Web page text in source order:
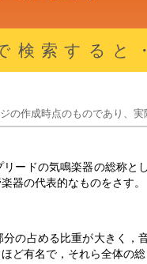
検索すると
の作成時点のものであり、
リードの気鳴楽器の総称と
器の代表的なものをさす。
の占める比重が大きく，
ど有名で，それら全体の総